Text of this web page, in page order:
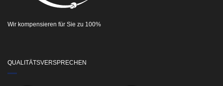
Wir kompensieren für Sie zu 100%
QUALITÄTSVERSPRECHEN